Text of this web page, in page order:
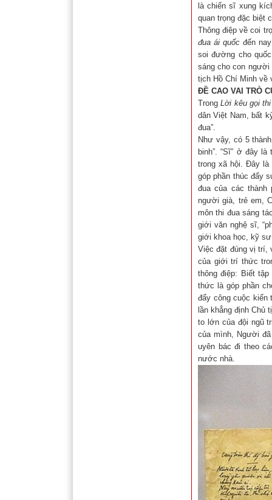
là chiến sĩ xung
quan trọng đặc biệt
Thông điệp về coi
đua ái quốcđến nay
soi đường cho
sáng cho con người
tịch Hồ Chí Minh về
ĐỀ CAO VAI TRÒ
TrongLời kêu gọi
dân Việt Nam, bất
đua”.
Như vậy, có 5
binh”. “Sĩ” ở đây
trong xã hội. Đây
góp phần thúc đẩy
đua của các thành
người già, trẻ em,
môn thi đua sáng
giới văn nghệ sĩ,
giới khoa học, kỹ
Việc đặt đúng vị trí,
của giới trí thức
thông điệp: Biết
thức là góp phần
đẩy công cuộc kiến
lần khẳng định Chủ
to lớn của đội ngũ
của mình, Người
uyên bác đi theo
nước nhà.